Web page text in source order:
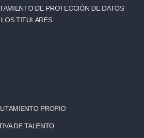
DE PROTECCIÓN DE DATOS
TITULARES
PROPIO
DE TALENTO